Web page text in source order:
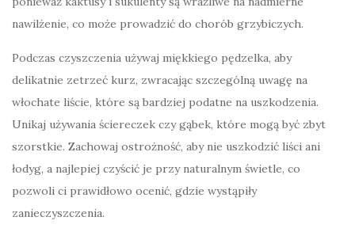
nawilżenie, co może prowadzić do chorób grzybiczych.
Podczas czyszczenia używaj miękkiego pędzelka, aby
delikatnie zetrzeć kurz, zwracając szczególną uwagę na
włochate liście, które są bardziej podatne na uszkodzenia.
Unikaj używania ściereczek czy gąbek, które mogą być zbyt
szorstkie. Zachowaj ostrożność, aby nie uszkodzić liści ani
łodyg, a najlepiej czyścić je przy naturalnym świetle, co
pozwoli ci prawidłowo ocenić, gdzie wystąpiły
zanieczyszczenia.